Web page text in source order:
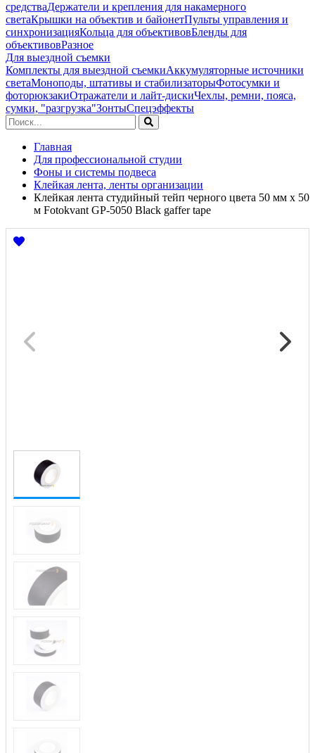
средстваДержатели и крепления для накамерного
светаКрышки на объектив и байонетПульты управления и
синхронизацияКольца для объективовБленды для
объективовРазное
Для выездной съемки
Комплекты для выездной съемкиАккумуляторные источники
светаМоноподы, штативы и стабилизаторыФотосумки и
фоторюкзакиОтражатели и лайт-дискиЧехлы, ремни, пояса,
сумки, "разгрузка"ЗонтыСпецэффекты
Главная
Для профессиональной студии
Фоны и системы подвеса
Клейкая лента, ленты организации
Клейкая лента студийный тейп черного цвета 50 мм х 50
м Fotokvant GP-5050 Black gaffer tape